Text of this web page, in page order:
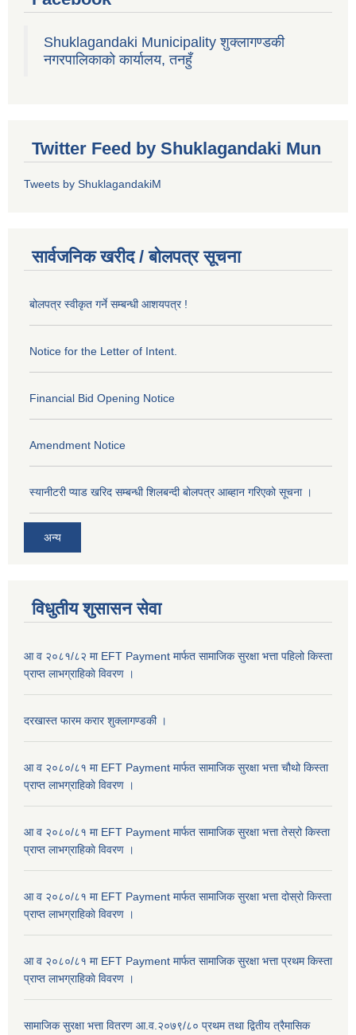
Shuklagandaki Municipality शुक्लागण्डकी
नगरपालिकाको कार्यालय, तनहुँ
Twitter Feed by Shuklagandaki Mun
Tweets by ShuklagandakiM
सार्वजनिक खरीद / बोलपत्र सूचना
बोलपत्र स्वीकृत गर्ने सम्बन्धी आशयपत्र !
Notice for the Letter of Intent.
Financial Bid Opening Notice
Amendment Notice
स्यानीटरी प्याड खरिद सम्बन्धी शिलबन्दी बोलपत्र आब्हान गरिएको सूचना ।
अन्य
विधुतीय शुसासन सेवा
आ व २०८१/८२ मा EFT Payment मार्फत सामाजिक सुरक्षा भत्ता पहिलो किस्ता
प्राप्त लाभग्राहिकाे विवरण ।
दरखास्त फारम करार शुक्लागण्डकी ।
आ व २०८०/८१ मा EFT Payment मार्फत सामाजिक सुरक्षा भत्ता चौथो किस्ता
प्राप्त लाभग्राहिकाे विवरण ।
आ व २०८०/८१ मा EFT Payment मार्फत सामाजिक सुरक्षा भत्ता तेस्रो किस्ता
प्राप्त लाभग्राहिकाे विवरण ।
आ व २०८०/८१ मा EFT Payment मार्फत सामाजिक सुरक्षा भत्ता दोस्रो किस्ता
प्राप्त लाभग्राहिकाे विवरण ।
आ व २०८०/८१ मा EFT Payment मार्फत सामाजिक सुरक्षा भत्ता प्रथम किस्ता
प्राप्त लाभग्राहिकाे विवरण ।
सामाजिक सुरक्षा भत्ता वितरण आ.व.२०७९/८० प्रथम तथा द्वितीय त्रैमासिक